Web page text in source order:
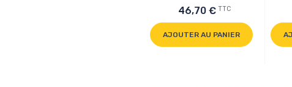
46,70 € TTC
AJOUTER AU PANIER